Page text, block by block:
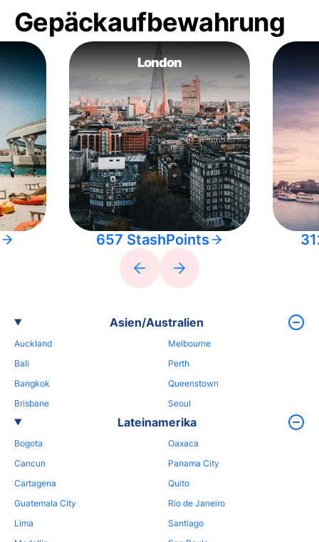
Gepäckaufbewahrung
London
657 StashPoints
Asien/Australien
Auckland
Bali
Bangkok
Brisbane
Melbourne
Perth
Queenstown
Seoul
Lateinamerika
Bogota
Cancun
Cartagena
Guatemala City
Lima
Oaxaca
Panama City
Quito
Rio de Janeiro
Santiago